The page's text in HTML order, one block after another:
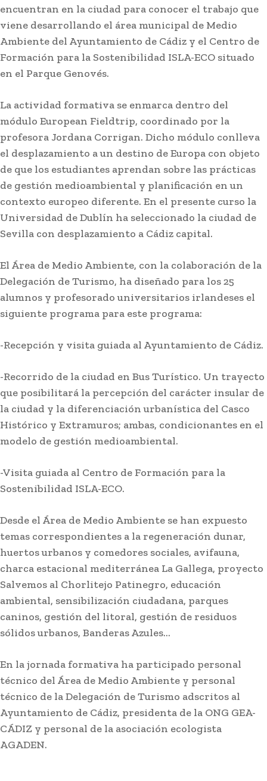
encuentran en la ciudad para conocer el trabajo que
viene desarrollando el área municipal de Medio
Ambiente del Ayuntamiento de Cádiz y el Centro de
Formación para la Sostenibilidad ISLA-ECO situado
en el Parque Genovés.
La actividad formativa se enmarca dentro del
módulo European Fieldtrip, coordinado por la
profesora Jordana Corrigan. Dicho módulo conlleva
el desplazamiento a un destino de Europa con objeto
de que los estudiantes aprendan sobre las prácticas
de gestión medioambiental y planificación en un
contexto europeo diferente. En el presente curso la
Universidad de Dublín ha seleccionado la ciudad de
Sevilla con desplazamiento a Cádiz capital.
El Área de Medio Ambiente, con la colaboración de la
Delegación de Turismo, ha diseñado para los 25
alumnos y profesorado universitarios irlandeses el
siguiente programa para este programa:
-Recepción y visita guiada al Ayuntamiento de Cádiz.
-Recorrido de la ciudad en Bus Turístico. Un trayecto
que posibilitará la percepción del carácter insular de
la ciudad y la diferenciación urbanística del Casco
Histórico y Extramuros; ambas, condicionantes en el
modelo de gestión medioambiental.
-Visita guiada al Centro de Formación para la
Sostenibilidad ISLA-ECO.
Desde el Área de Medio Ambiente se han expuesto
temas correspondientes a la regeneración dunar,
huertos urbanos y comedores sociales, avifauna,
charca estacional mediterránea La Gallega, proyecto
Salvemos al Chorlitejo Patinegro, educación
ambiental, sensibilización ciudadana, parques
caninos, gestión del litoral, gestión de residuos
sólidos urbanos, Banderas Azules…
En la jornada formativa ha participado personal
técnico del Área de Medio Ambiente y personal
técnico de la Delegación de Turismo adscritos al
Ayuntamiento de Cádiz, presidenta de la ONG GEA-
CÁDIZ y personal de la asociación ecologista
AGADEN.